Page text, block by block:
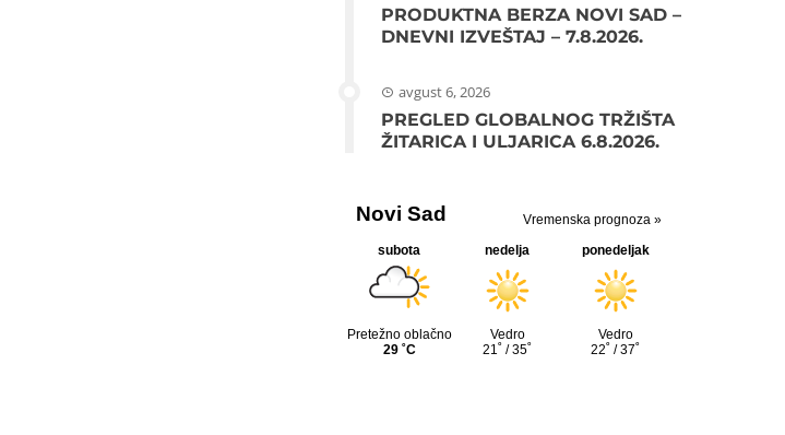
PRODUKTNA BERZA NOVI SAD –
DNEVNI IZVEŠTAJ – 7.8.2026.
avgust 6, 2026
PREGLED GLOBALNOG TRŽIŠTA
ŽITARICA I ULJARICA 6.8.2026.